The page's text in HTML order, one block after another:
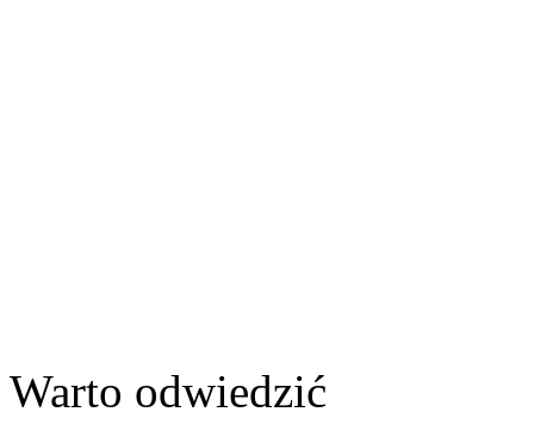
Warto odwiedzić